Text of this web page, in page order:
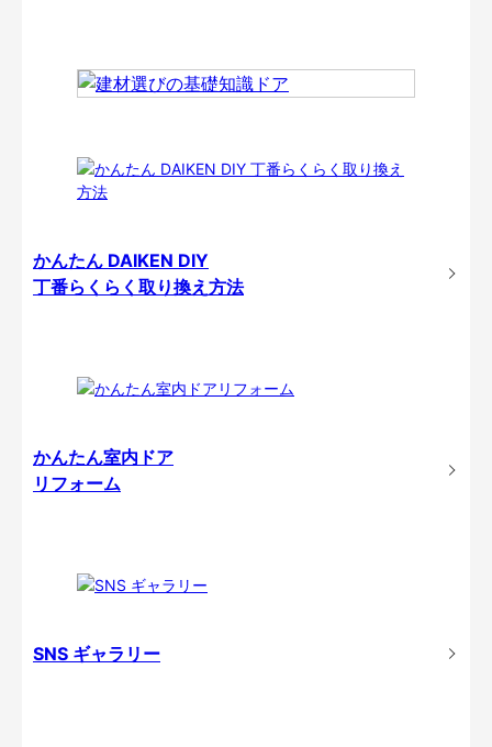
かんたん DAIKEN DIY
丁番らくらく取り換え方法
かんたん室内ドア
リフォーム
SNS ギャラリー